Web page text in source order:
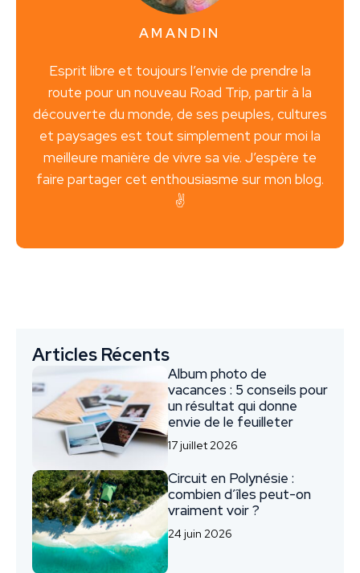
AMANDIN
Esprit libre et toujours l’envie de prendre la
route pour un nouveau Road Trip, partir à la
découverte du monde, de ses peuples, cultures
et paysages est tout simplement pour moi la
meilleure manière de vivre sa vie. J’espère te
faire partager cet enthousiasme sur mon blog.
✌️
Articles Récents
Album photo de
vacances : 5 conseils pour
un résultat qui donne
envie de le feuilleter
17 juillet 2026
Circuit en Polynésie :
combien d’îles peut-on
vraiment voir ?
24 juin 2026